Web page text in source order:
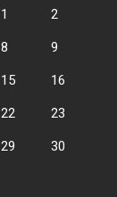
1 2
8 9
15 16
22 23
29 30